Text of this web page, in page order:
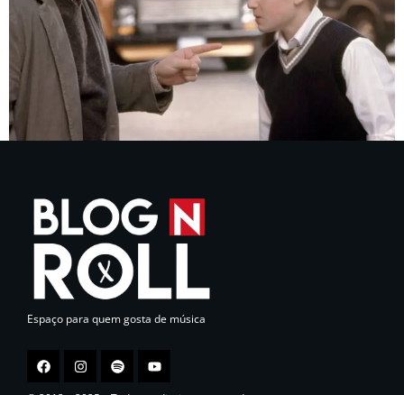
Espaço para quem gosta de música